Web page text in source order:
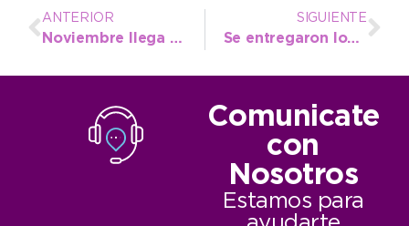
ANTERIOR
Noviembre llega con una agenda cargada de eventos que invitan a disfrutar de Necochea
SIGUIENTE
Se entregaron los certificados de los cursos del Programa Emprender
Comunicate
con
Nosotros
Estamos para